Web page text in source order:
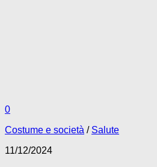
0
Costume e società / Salute
11/12/2024